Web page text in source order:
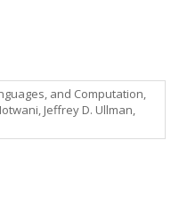
and Computation,
Jeffrey D. Ullman,